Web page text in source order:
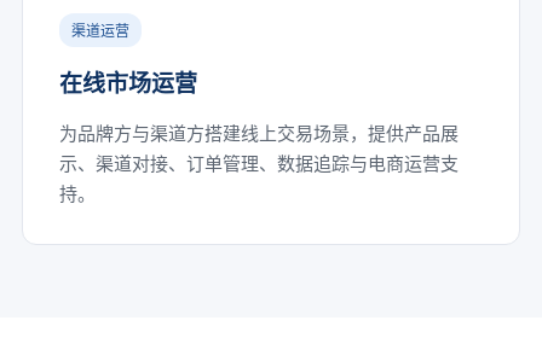
渠道运营
在线市场运营
为品牌方与渠道方搭建线上交易场景，提供产品展
示、渠道对接、订单管理、数据追踪与电商运营支
持。